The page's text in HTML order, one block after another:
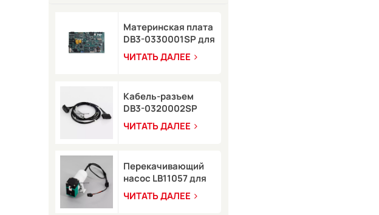
Материнская плата
DB3-0330001SP для
струйного принтера
Domino A-GP
ЧИТАТЬ ДАЛЕЕ
Кабель-разъем
DB3-0320002SP
серии A для
струйного принтера
ЧИТАТЬ ДАЛЕЕ
Перекачивающий
насос LB11057 для
струйного принтера
8900
ЧИТАТЬ ДАЛЕЕ